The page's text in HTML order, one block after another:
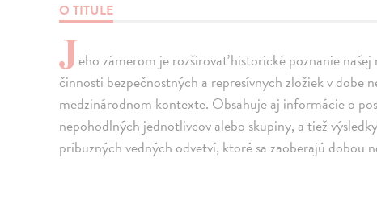
O TITULE
Jeho zámerom je rozširovať historické poznanie
činnosti bezpečnostných a represívnych zložiek v dobe
medzinárodnom kontexte. Obsahuje aj informácie o
nepohodlných jednotlivcov alebo skupiny, a tiež
príbuzných vedných odvetví, ktoré sa zaoberajú dobou